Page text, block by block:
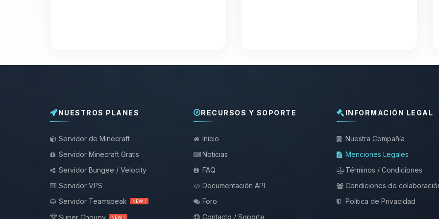
NUESTROS PLANES
Servidor de Minecraft
Servidor Minecraft Gratis
Servidor Bungee / Velocity
Servidor VPS
Servidor Teamspeak
NEW !
Super Choupy NEW !
RECURSOS Y SOPORTE
Inicio
Noticias
FAQ
Documentación API
Foro
Contacto / Soporte
INFORMACIÓN LEGAL
Nuestra Compañía
Menciones Legales
Términos / Condiciones
Condiciones de
Política de Privacidad